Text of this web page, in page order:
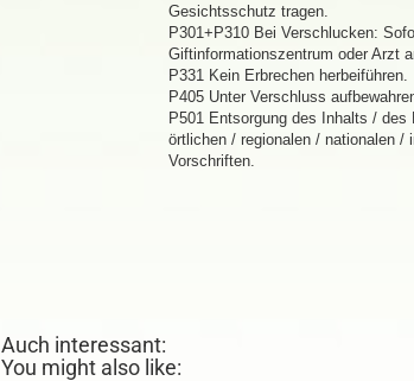
Gesichtsschutz tragen.
P301+P310 Bei Verschlucken:
Giftinformationszentrum oder Arzt
P331 Kein Erbrechen herbeiführen.
P405 Unter Verschluss
P501 Entsorgung des Inhalts / des
örtlichen / regionalen / nationalen /
Vorschriften.
Auch interessant:
You might also like: